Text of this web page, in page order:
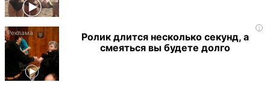
i
Ролик длится несколько секунд, а
смеяться вы будете долго